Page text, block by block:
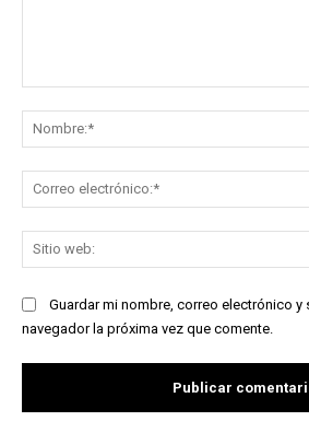
Guardar mi nombre, correo electrónico y
navegador la próxima vez que comente.